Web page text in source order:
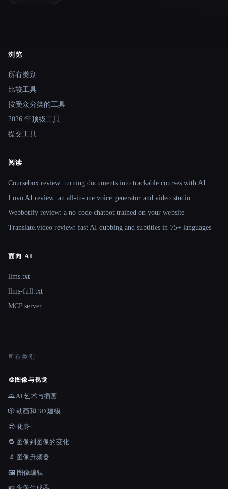
Site navigation
浏览
所有类别
比较工具
按受众分类的工具
2026 年顶级工具
提交工具
阅读
Coursebox review: turning documents into trackable courses with AI
Lovo AI review: an all-in-one voice generator and video studio
Webbotify review: a no-code chatbot trained on your website
Translate.video review: fast AI dubbing and subtitles in 75+ languages
面向 AI
llms.txt
llms-full.txt
MCP server
所有类别
🎨 图像与视觉
🌄 AI 艺术与插画
🎲 动画和 3D 建模
😎 化身
🔁 图像到图像的变化
🔬 图像升频器
🖼️ 图像编辑